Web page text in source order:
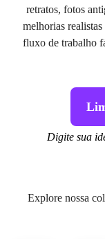
retratos, fotos
melhorias
fluxo de trabalho
Digite sua
Explore nossa